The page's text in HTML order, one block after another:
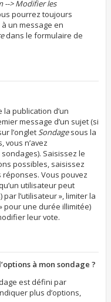
--> Modifier les
pourrez toujours
un message en
dans le formulaire de
publication d’un
message d’un sujet (si
l’ongletSondagesous la
vous n’avez
Saisissez le
possibles, saisissez
Vous pouvez
utilisateur peut
l’utilisateur », limiter la
pour une durée illimitée)
leur vote.
à mon sondage ?
est défini par
plus d’options,